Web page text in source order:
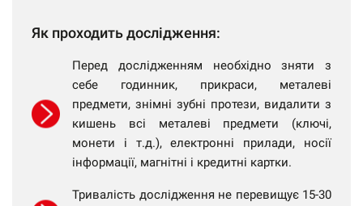
Як проходить дослідження:
Перед дослідженням необхідно зняти з
себе годинник, прикраси, металеві
предмети, знімні зубні протези, видалити з
кишень всі металеві предмети (ключі,
монети і т.д.), електронні прилади, носії
інформації, магнітні і кредитні картки.
Тривалість дослідження не перевищує 15-30